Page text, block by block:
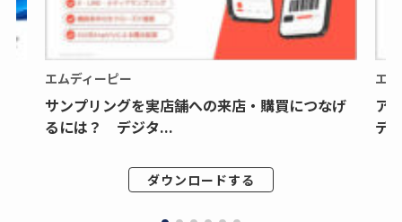
エムディーピー
サンプリングを実店舗への来店・購買につなげ
るには？ デジタ...
ダウンロードする
エ
ア
デ